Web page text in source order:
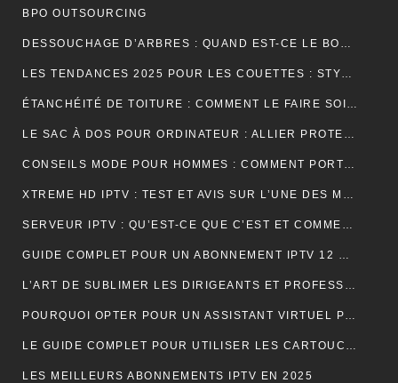
BPO OUTSOURCING
DESSOUCHAGE D’ARBRES : QUAND EST-CE LE BON MOMENT POUR LE FAIRE ?
LES TENDANCES 2025 POUR LES COUETTES : STYLES, COULEURS ET MATÉRIAUX
ÉTANCHÉITÉ DE TOITURE : COMMENT LE FAIRE SOI-MÊME
LE SAC À DOS POUR ORDINATEUR : ALLIER PROTECTION, ORGANISATION ET ÉLÉGANCE AU QUOTIDIEN
CONSEILS MODE POUR HOMMES : COMMENT PORTER UN BIJOU MÉDAILLE AVEC STYLE ?
XTREME HD IPTV : TEST ET AVIS SUR L’UNE DES MEILLEURES OFFRES DU MARCHÉ
SERVEUR IPTV : QU’EST-CE QUE C’EST ET COMMENT CHOISIR LE MEILLEUR EN 2024 ?
GUIDE COMPLET POUR UN ABONNEMENT IPTV 12 MOIS SMART TV
L’ART DE SUBLIMER LES DIRIGEANTS ET PROFESSIONNELS
POURQUOI OPTER POUR UN ASSISTANT VIRTUEL POUR SA PME ET TPE : LA CLÉ D’UNE EFFICACITÉ DÉCUPLÉE
LE GUIDE COMPLET POUR UTILISER LES CARTOUCHES DE CRÈME AU PROTOXYDE D’AZOTE DE MANIÈRE SÛRE ET CRÉATIVE DANS LA CUISINE
LES MEILLEURS ABONNEMENTS IPTV EN 2025